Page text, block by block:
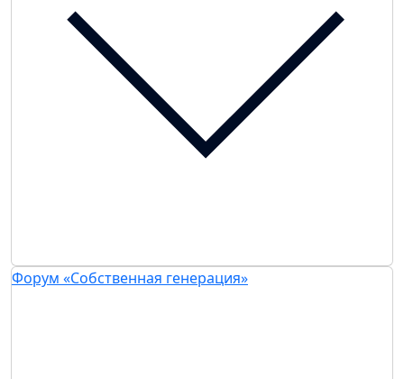
Форум «Собственная генерация»